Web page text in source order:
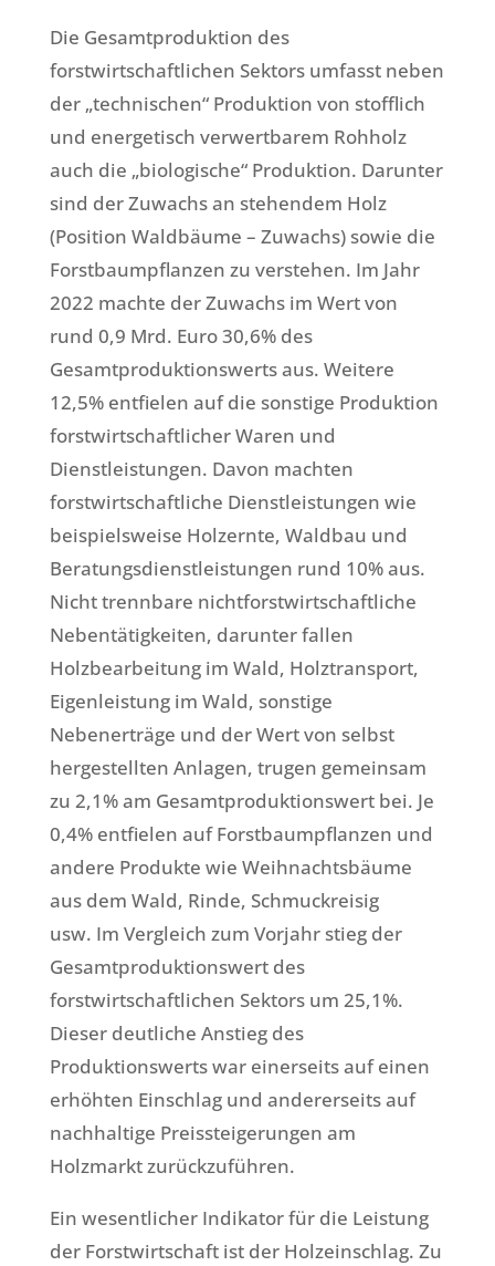
Die Gesamtproduktion des
forstwirtschaftlichen Sektors umfasst neben
der „technischen“ Produktion von stofflich
und energetisch verwertbarem Rohholz
auch die „biologische“ Produktion. Darunter
sind der Zuwachs an stehendem Holz
(Position Waldbäume – Zuwachs) sowie die
Forstbaumpflanzen zu verstehen. Im Jahr
2022 machte der Zuwachs im Wert von
rund 0,9 Mrd. Euro 30,6% des
Gesamtproduktionswerts aus. Weitere
12,5% entfielen auf die sonstige Produktion
forstwirtschaftlicher Waren und
Dienstleistungen. Davon machten
forstwirtschaftliche Dienstleistungen wie
beispielsweise Holzernte, Waldbau und
Beratungsdienstleistungen rund 10% aus.
Nicht trennbare nichtforstwirtschaftliche
Nebentätigkeiten, darunter fallen
Holzbearbeitung im Wald, Holztransport,
Eigenleistung im Wald, sonstige
Nebenerträge und der Wert von selbst
hergestellten Anlagen, trugen gemeinsam
zu 2,1% am Gesamtproduktionswert bei. Je
0,4% entfielen auf Forstbaumpflanzen und
andere Produkte wie Weihnachtsbäume
aus dem Wald, Rinde, Schmuckreisig
usw. Im Vergleich zum Vorjahr stieg der
Gesamtproduktionswert des
forstwirtschaftlichen Sektors um 25,1%.
Dieser deutliche Anstieg des
Produktionswerts war einerseits auf einen
erhöhten Einschlag und andererseits auf
nachhaltige Preissteigerungen am
Holzmarkt zurückzuführen.
Ein wesentlicher Indikator für die Leistung
der Forstwirtschaft ist der Holzeinschlag. Zu